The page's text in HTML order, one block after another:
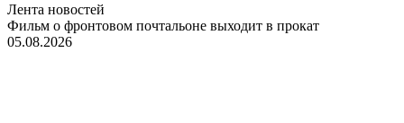
Лента новостей
Фильм о фронтовом почтальоне выходит в прокат
05.08.2026